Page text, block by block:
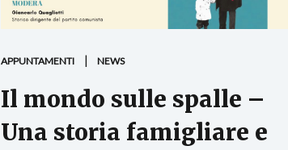
APPUNTAMENTI NEWS
Il mondo sulle spalle –
Una storia famigliare e